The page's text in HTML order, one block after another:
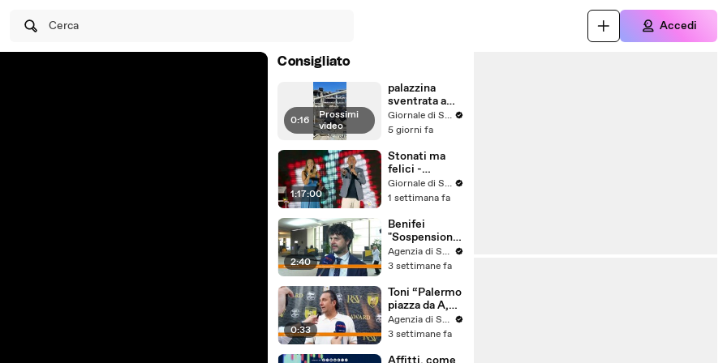
Cerca Accedi
Consigliato
0:16 | Prossimi
video
palazzina
sventrata a
Messina,
nuovo video
Giornale di Sicilia
5 giorni fa
1:17:00
Stonati ma
felici -
Puntata 15Giornale di Sicilia
1 settimana fa
2:40
Benifei
"Sospensione
accordo Ue-
Israele
commerciale,
voto a
maggioranza"
Agenzia di Stampa ITALPRESS
3 settimane fa
0:33
Toni “Palermo
piazza da A,
può essere
l'anno buono”
Agenzia di Stampa ITALPRESS
3 settimane fa